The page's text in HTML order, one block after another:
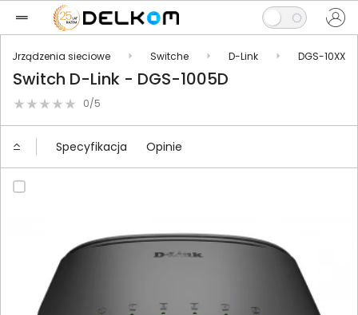
Urządzenia sieciowe Switche D-Link DGS-10XX
Switch D-Link - DGS-1005D
0/5
Specyfikacja Opinie